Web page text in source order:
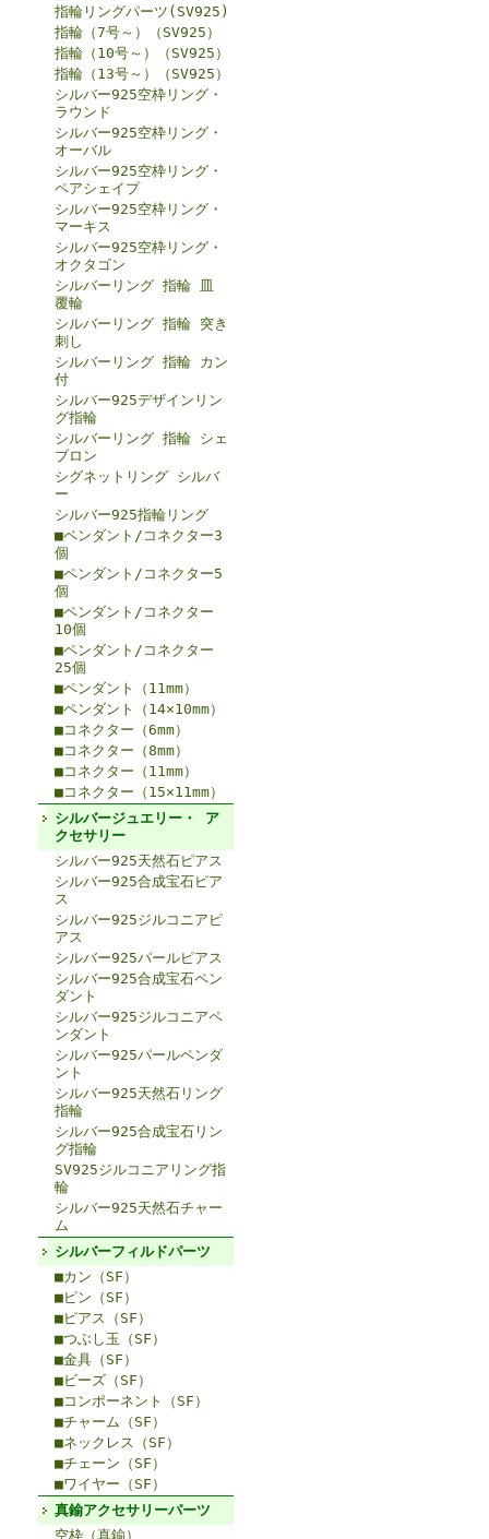
指輪リングパーツ(SV925)
指輪（7号～）（SV925）
指輪（10号～）（SV925）
指輪（13号～）（SV925）
シルバー925空枠リング・
ラウンド
シルバー925空枠リング・
オーバル
シルバー925空枠リング・
ペアシェイプ
シルバー925空枠リング・
マーキス
シルバー925空枠リング・
オクタゴン
シルバーリング 指輪 皿
覆輪
シルバーリング 指輪 突き
刺し
シルバーリング 指輪 カン
付
シルバー925デザインリン
グ指輪
シルバーリング 指輪 シェ
ブロン
シグネットリング シルバ
ー
シルバー925指輪リング
■ペンダント/コネクター3
個
■ペンダント/コネクター5
個
■ペンダント/コネクター
10個
■ペンダント/コネクター
25個
■ペンダント（11mm）
■ペンダント（14×10mm）
■コネクター（6mm）
■コネクター（8mm）
■コネクター（11mm）
■コネクター（15×11mm）
シルバージュエリー・ ア
クセサリー
シルバー925天然石ピアス
シルバー925合成宝石ピア
ス
シルバー925ジルコニアピ
アス
シルバー925パールピアス
シルバー925合成宝石ペン
ダント
シルバー925ジルコニアペ
ンダント
シルバー925パールペンダ
ント
シルバー925天然石リング
指輪
シルバー925合成宝石リン
グ指輪
SV925ジルコニアリング指
輪
シルバー925天然石チャー
ム
シルバーフィルドパーツ
■カン（SF）
■ピン（SF）
■ピアス（SF）
■つぶし玉（SF）
■金具（SF）
■ビーズ（SF）
■コンポーネント（SF）
■チャーム（SF）
■ネックレス（SF）
■チェーン（SF）
■ワイヤー（SF）
真鍮アクセサリーパーツ
空枠（真鍮）